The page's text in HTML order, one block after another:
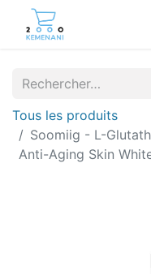
Tous les produits
Soomiig - L-
Anti-Aging Skin